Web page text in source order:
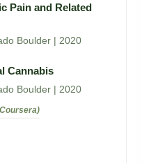
Pain and Related
Boulder | 2020
Cannabis
Boulder | 2020